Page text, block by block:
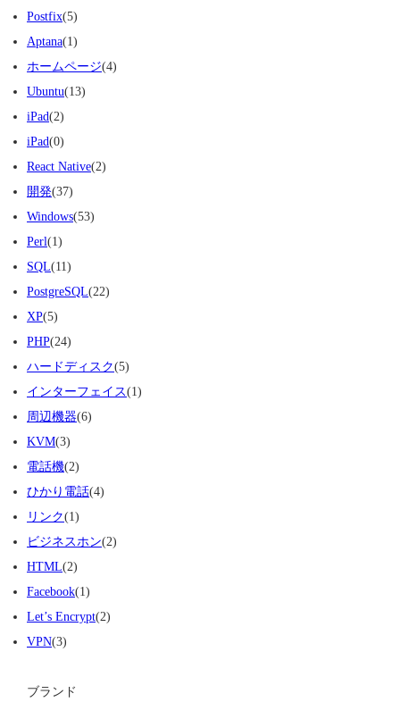
Postfix(5)
Aptana(1)
ホームページ(4)
Ubuntu(13)
iPad(2)
iPad(0)
React Native(2)
開発(37)
Windows(53)
Perl(1)
SQL(11)
PostgreSQL(22)
XP(5)
PHP(24)
ハードディスク(5)
インターフェイス(1)
周辺機器(6)
KVM(3)
電話機(2)
ひかり電話(4)
リンク(1)
ビジネスホン(2)
HTML(2)
Facebook(1)
Let’s Encrypt(2)
VPN(3)
ブランド